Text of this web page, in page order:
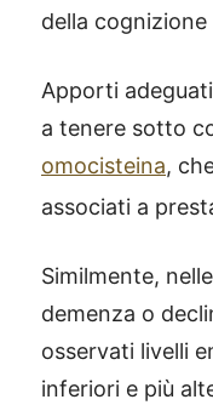
della cognizione
Apporti
a tenere sotto
omocisteina,
associati a
Similmente,
demenza o
osservati livelli
inferiori e più